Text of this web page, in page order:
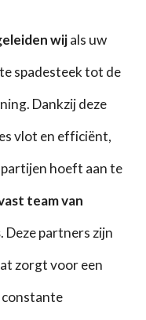
wijals uw
spadesteek tot de
Dankzij deze
vlot en efficiënt,
hoeft aan te
team van
. Deze partners zijn
zorgt voor een
constante